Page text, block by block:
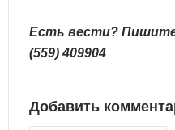
Есть вести?
(559) 409904
Добавить